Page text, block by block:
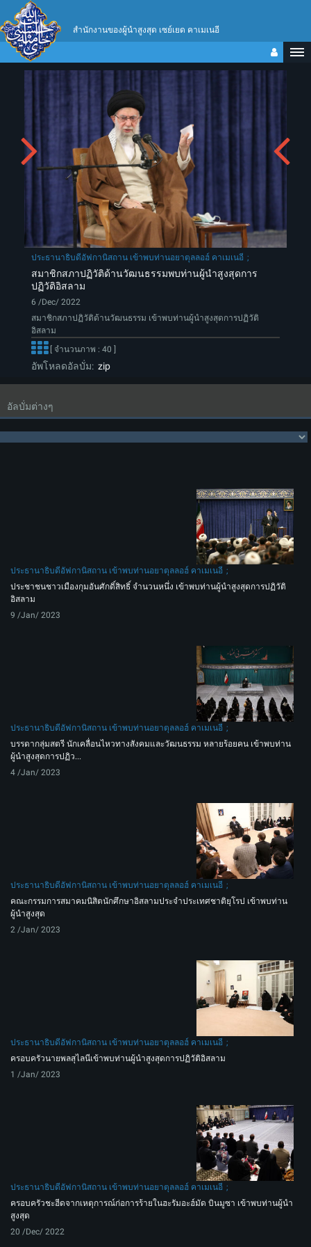
สำนักงานของผู้นำสูงสุด เซย์เยด คาเมเนอี
ประธานาธิบดีอัฟกานิสถาน เข้าพบท่านอยาตุลลอฮ์ คาเมเนอี
สมาชิกสภาปฏิวัติด้านวัฒนธรรมพบท่านผู้นำสูงสุดการ
ปฏิวัติอิสลาม
6 /Dec/ 2022
สมาชิกสภาปฏิวัติด้านวัฒนธรรม เข้าพบท่านผู้นำสูงสุดการปฏิวัติ
อิสลาม
[ จำนวนภาพ : 40 ]
อัพโหลดอัลบั่ม: zip
อัลบั่มต่างๆ
ประธานาธิบดีอัฟกานิสถาน เข้าพบท่านอยาตุลลอฮ์ คาเมเนอี
ประชาชนชาวเมืองกุมอันศักดิ์สิทธิ์ จำนวนหนึ่ง เข้าพบท่านผู้นำสูงสุดการปฏิวัติ
อิสลาม
9 /Jan/ 2023
ประธานาธิบดีอัฟกานิสถาน เข้าพบท่านอยาตุลลอฮ์ คาเมเนอี
บรรดากลุ่มสตรี นักเคลื่อนไหวทางสังคมและวัฒนธรรม หลายร้อยคน เข้าพบท่าน
ผู้นำสูงสุดการปฏิว...
4 /Jan/ 2023
ประธานาธิบดีอัฟกานิสถาน เข้าพบท่านอยาตุลลอฮ์ คาเมเนอี
คณะกรรมการสมาคมนิสิตนักศึกษาอิสลามประจำประเทศชาติยุโรป เข้าพบท่าน
ผู้นำสูงสุด
2 /Jan/ 2023
ประธานาธิบดีอัฟกานิสถาน เข้าพบท่านอยาตุลลอฮ์ คาเมเนอี
ครอบครัวนายพลสุไลนีเข้าพบท่านผู้นำสูงสุดการปฏิวัติอิสลาม
1 /Jan/ 2023
ประธานาธิบดีอัฟกานิสถาน เข้าพบท่านอยาตุลลอฮ์ คาเมเนอี
ครอบครัวชะฮีดจากเหตุการณ์ก่อการร้ายในฮะรัมอะฮ์มัด บินมูซา เข้าพบท่านผู้นำ
สูงสุด
20 /Dec/ 2022